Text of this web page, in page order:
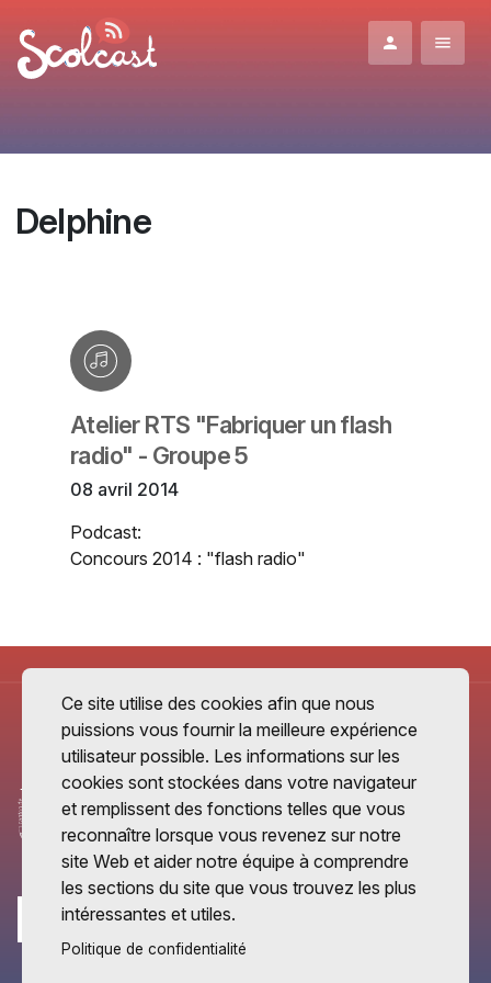
Delphine
Atelier RTS "Fabriquer un flash
radio" - Groupe 5
08 avril 2014
Podcast:
Concours 2014 : "flash radio"
Ce site utilise des cookies afin que nous
puissions vous fournir la meilleure expérience
utilisateur possible. Les informations sur les
cookies sont stockées dans votre navigateur
et remplissent des fonctions telles que vous
reconnaître lorsque vous revenez sur notre
site Web et aider notre équipe à comprendre
les sections du site que vous trouvez les plus
intéressantes et utiles.
Politique de confidentialité